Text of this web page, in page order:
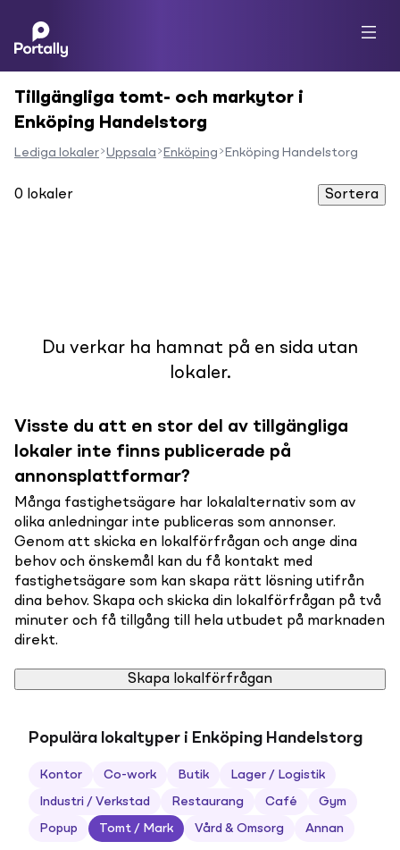
Tillgängliga tomt- och markytor i
Enköping Handelstorg
Lediga lokaler Uppsala Enköping Enköping Handelstorg
0 lokaler Sortera
Du verkar ha hamnat på en sida utan
lokaler.
Visste du att en stor del av tillgängliga
lokaler inte finns publicerade på
annonsplattformar?
Många fastighetsägare har lokalalternativ som av
olika anledningar inte publiceras som annonser.
Genom att skicka en lokalförfrågan och ange dina
behov och önskemål kan du få kontakt med
fastighetsägare som kan skapa rätt lösning utifrån
dina behov. Skapa och skicka din lokalförfrågan på två
minuter och få tillgång till hela utbudet på marknaden
direkt.
Skapa lokalförfrågan
Populära lokaltyper i Enköping Handelstorg
Kontor Co-work Butik Lager / Logistik
Industri / Verkstad Restaurang Café Gym
Popup Tomt / Mark Vård & Omsorg Annan